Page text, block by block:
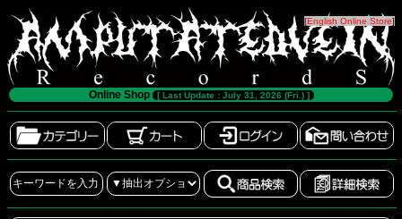
[English Online Store]
Online Shop [ Last Update : July 31, 2026 (Fri.) ]